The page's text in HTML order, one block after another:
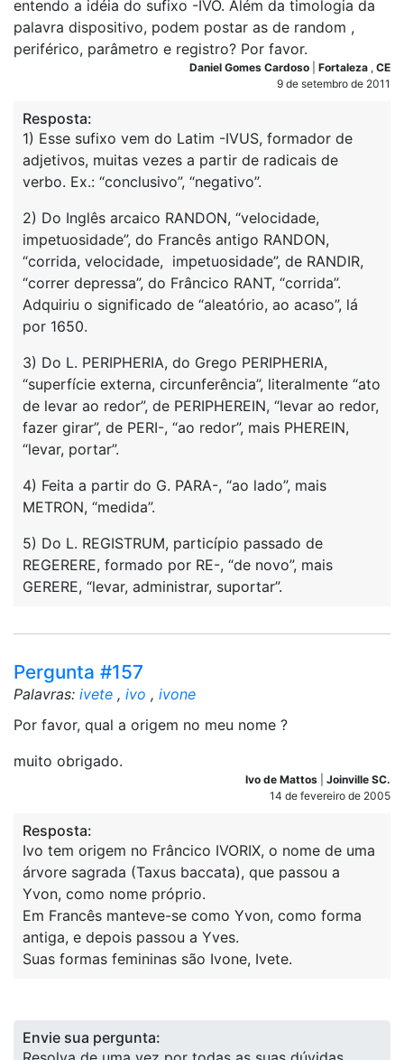
entendo a idéia do sufixo -IVO. Além da timologia da
palavra dispositivo, podem postar as de random ,
periférico, parâmetro e registro? Por favor.
Daniel Gomes Cardoso Fortaleza , CE
9 de setembro de 2011
Resposta:
1) Esse sufixo vem do Latim -IVUS, formador de
adjetivos, muitas vezes a partir de radicais de
verbo. Ex.: “conclusivo”, “negativo”.
2) Do Inglês arcaico RANDON, “velocidade,
impetuosidade”, do Francês antigo RANDON,
“corrida, velocidade, impetuosidade”, de RANDIR,
“correr depressa”, do Frâncico RANT, “corrida”.
Adquiriu o significado de “aleatório, ao acaso”, lá
por 1650.
3) Do L. PERIPHERIA, do Grego PERIPHERIA,
“superfície externa, circunferência”, literalmente “ato
de levar ao redor”, de PERIPHEREIN, “levar ao redor,
fazer girar”, de PERI-, “ao redor”, mais PHEREIN,
“levar, portar”.
4) Feita a partir do G. PARA-, “ao lado”, mais
METRON, “medida”.
5) Do L. REGISTRUM, particípio passado de
REGERERE, formado por RE-, “de novo”, mais
GERERE, “levar, administrar, suportar”.
Pergunta #157
Palavras: ivete , ivo , ivone
Por favor, qual a origem no meu nome ?
muito obrigado.
Ivo de Mattos
Joinville SC.
14 de fevereiro de 2005
Resposta:
Ivo tem origem no Frâncico IVORIX, o nome de uma
árvore sagrada (Taxus baccata), que passou a
Yvon, como nome próprio.
Em Francês manteve-se como Yvon, como forma
antiga, e depois passou a Yves.
Suas formas femininas são Ivone, Ivete.
Envie sua pergunta: